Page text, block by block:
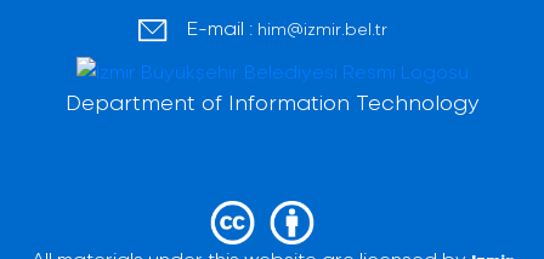
E-mail : him@izmir.bel.tr
Department of Information Technology